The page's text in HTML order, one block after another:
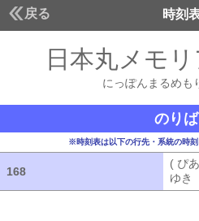
戻る 時刻
日本丸メモ
にっぽんまるめも
のり
※時刻表は以下の行先・系統の時
168
( ぴ
ゆき